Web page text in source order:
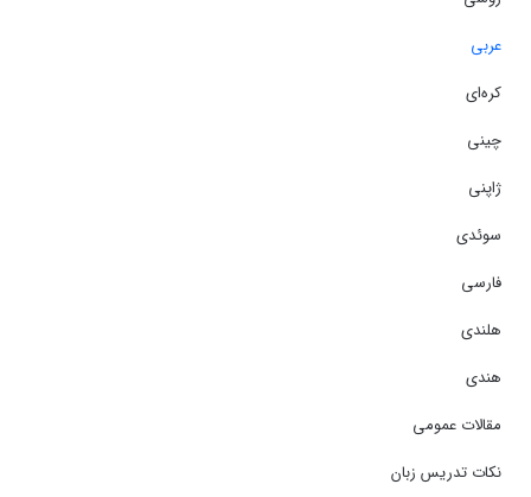
عربی
کره‌ای
چینی
ژاپنی
سوئدی
فارسی
هلندی
هندی
مقالات عمومی
نکات تدریس زبان